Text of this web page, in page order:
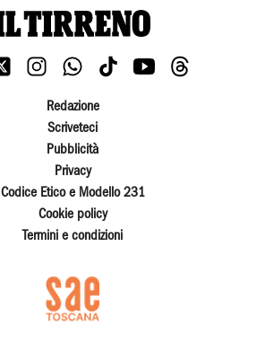
Redazione
Scriveteci
Pubblicità
Privacy
Codice Etico e Modello 231
Cookie policy
Termini e condizioni